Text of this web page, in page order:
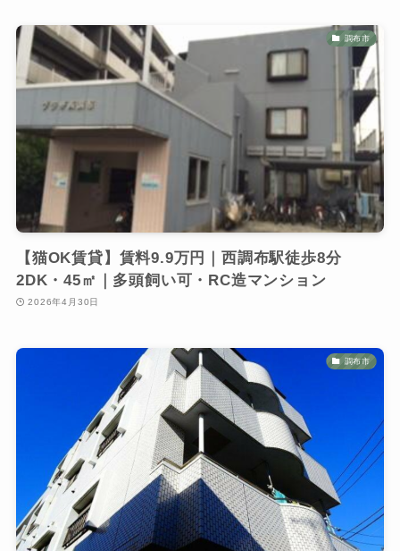
調布市
【猫OK賃貸】賃料9.9万円｜西調布駅徒歩8分
2DK・45㎡｜多頭飼い可・RC造マンション
2026年4月30日
調布市